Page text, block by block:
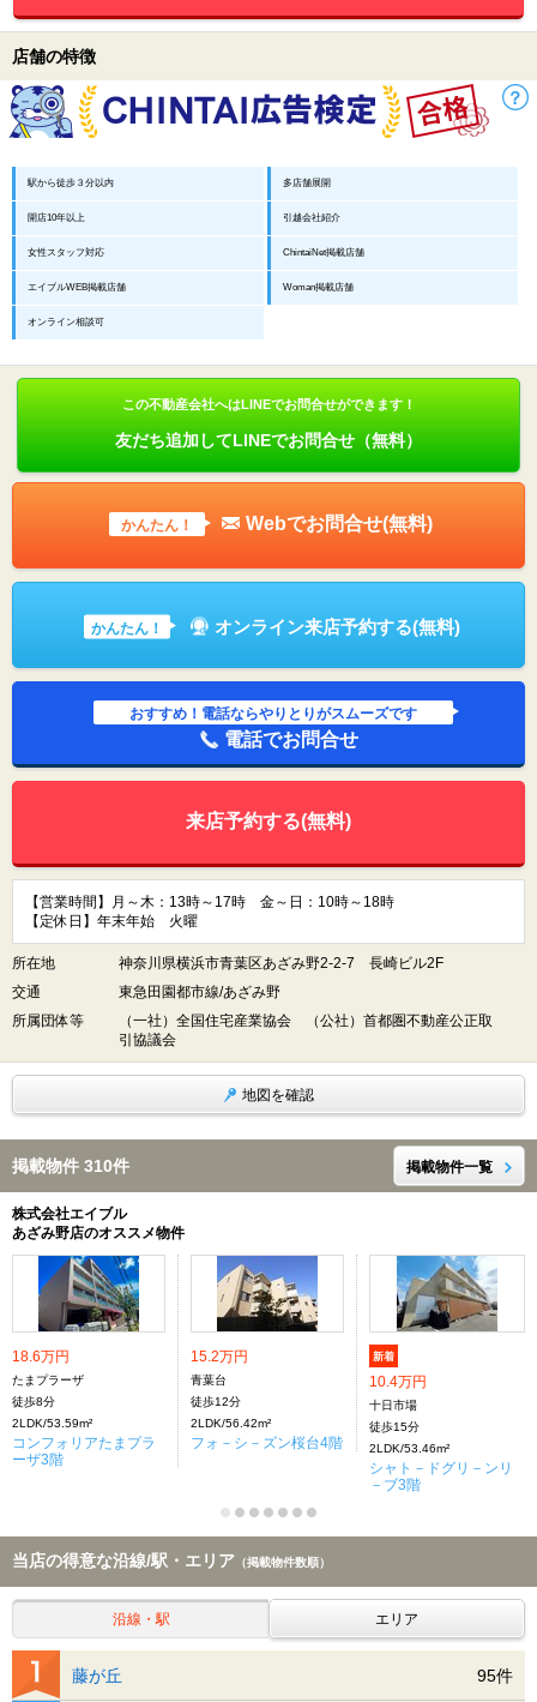
店舗の特徴
駅から徒歩３分以内 多店舗展開
開店10年以上 引越会社紹介
女性スタッフ対応 ChintaiNet掲載店舗
エイブルWEB掲載店舗 Woman掲載店舗
オンライン相談可
この不動産会社へはLINEでお問合せができます！
友だち追加してLINEでお問合せ（無料）
かんたん！ Webでお問合せ(無料)
かんたん！ オンライン来店予約する(無料)
おすすめ！電話ならやりとりがスムーズです
電話でお問合せ
来店予約する(無料)
【営業時間】月～木：13時～17時 金～日：10時～18時
【定休日】年末年始 火曜
所在地
神奈川県横浜市青葉区あざみ野2-2-7 長崎ビル2F
交通
東急田園都市線/あざみ野
所属団体等
（一社）全国住宅産業協会 （公社）首都圏不動産公正取
引協議会
地図を確認
掲載物件 310件 掲載物件一覧
株式会社エイブル
あざみ野店のオススメ物件
18.6万円
たまプラーザ
徒歩8分
2LDK/53.59m²
コンフォリアたまプラ
ーザ3階
15.2万円
青葉台
徒歩12分
2LDK/56.42m²
フォ－シ－ズン桜台4階
新着
10.4万円
十日市場
徒歩15分
2LDK/53.46m²
シャト－ドグリ－ンリ
－ブ3階
当店の得意な沿線/駅・エリア （掲載物件数順）
沿線・駅 エリア
藤が丘 95件